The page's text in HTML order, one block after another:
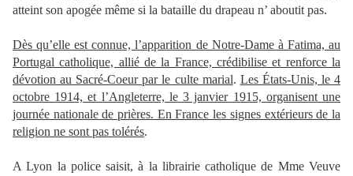
atteint son apogée même si la bataille du drapeau n’ aboutit pas.
Dès qu’elle est connue, l’apparition de Notre-Dame à Fatima, au
Portugal catholique, allié de la France, crédibilise et renforce la
dévotion au Sacré-Coeur par le culte marial. Les États-Unis, le 4
octobre 1914, et l’Angleterre, le 3 janvier 1915, organisent une
journée nationale de prières. En France les signes extérieurs de la
religion ne sont pas tolérés.
A Lyon la police saisit, à la librairie catholique de Mme Veuve